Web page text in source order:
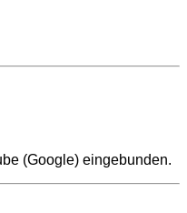
(Google) eingebunden.